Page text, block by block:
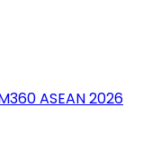
ASEAN 2026